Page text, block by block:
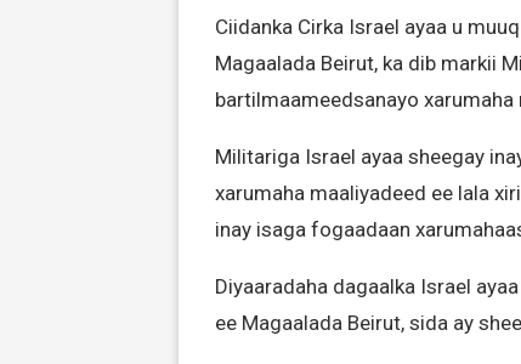
Ciidanka Cirka Israel ayaa u
Magaalada Beirut, ka dib markii
bartilmaameedsanayo
Militariga Israel ayaa sheegay
xarumaha maaliyadeed ee lala
inay isaga fogaadaan
Diyaaradaha dagaalka Israel
ee Magaalada Beirut, sida ay